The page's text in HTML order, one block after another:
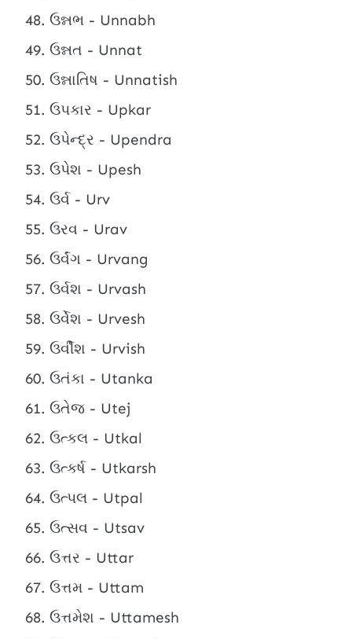
ઉન્નભ - Unnabh
ઉન્નત - Unnat
ઉન્નાતિષ - Unnatish
ઉપકાર - Upkar
ઉપેન્દ્ર - Upendra
ઉપેશ - Upesh
ઉર્વ - Urv
ઉરવ - Urav
ઉર્વંગ - Urvang
ઉર્વશ - Urvash
ઉર્વેશ - Urvesh
ઉર્વીશ - Urvish
ઉતંકા - Utanka
ઉતેજ - Utej
ઉત્કલ - Utkal
ઉત્કર્ષ - Utkarsh
ઉત્પલ - Utpal
ઉત્સવ - Utsav
ઉત્તર - Uttar
ઉત્તમ - Uttam
ઉત્તમેશ - Uttamesh